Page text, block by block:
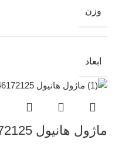
وزن
ابعاد
ماژول هانیول 46172125